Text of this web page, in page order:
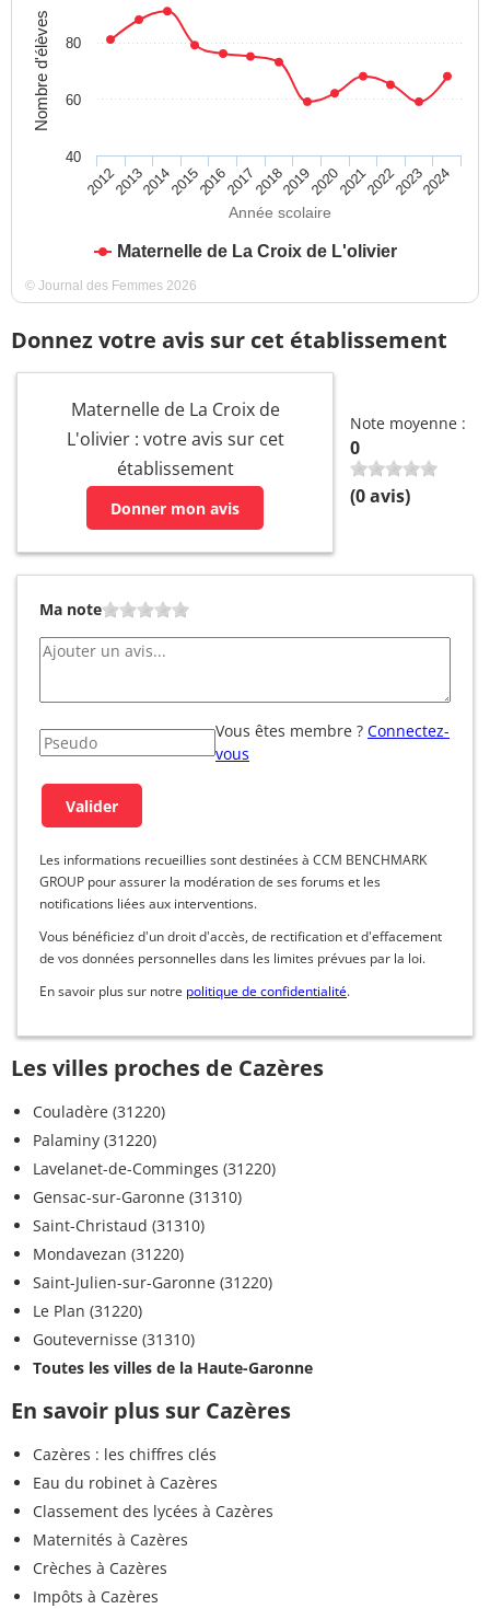
Année scolaire
Nombre d'élèves
Maternelle de La Croix de L'olivier
2012201320142015201620172018201920202021202220232024
60
80
40
© Journal des Femmes 2026
Donnez votre avis sur cet établissement
Maternelle de La Croix de
L'olivier : votre avis sur cet
établissement
Donner mon avis
Note moyenne :
0
(0avis)
Ma note
Vous êtes membre ? Connectez-
vous
Les informations recueillies sont destinées à CCM BENCHMARK
GROUP pour assurer la modération de ses forums et les
notifications liées aux interventions.
Vous bénéficiez d'un droit d'accès, de rectification et d'effacement
de vos données personnelles dans les limites prévues par la loi.
En savoir plus sur notre politique de confidentialité.
Les villes proches de Cazères
Couladère (31220)
Palaminy (31220)
Lavelanet-de-Comminges (31220)
Gensac-sur-Garonne (31310)
Saint-Christaud (31310)
Mondavezan (31220)
Saint-Julien-sur-Garonne (31220)
Le Plan (31220)
Goutevernisse (31310)
Toutes les villes de la Haute-Garonne
En savoir plus sur Cazères
Cazères : les chiffres clés
Eau du robinet à Cazères
Classement des lycées à Cazères
Maternités à Cazères
Crèches à Cazères
Impôts à Cazères